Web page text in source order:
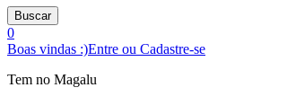
Buscar
0
Boas vindas :)Entre ou Cadastre-se
Tem no Magalu